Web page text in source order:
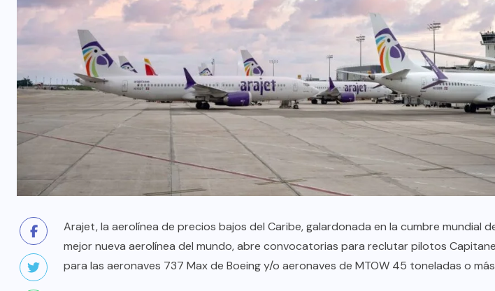
Arajet, la aerolínea de precios bajos del Caribe, galardonada en la cumbre mundial
mejor nueva aerolínea del mundo, abre convocatorias para reclutar pilotos
para las aeronaves 737 Max de Boeing y/o aeronaves de MTOW 45 toneladas o